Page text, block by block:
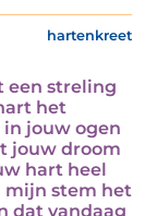
hartenkreet
een streling
het
jouw ogen
jouw droom
hart heel
mijn stem het
dat vandaag